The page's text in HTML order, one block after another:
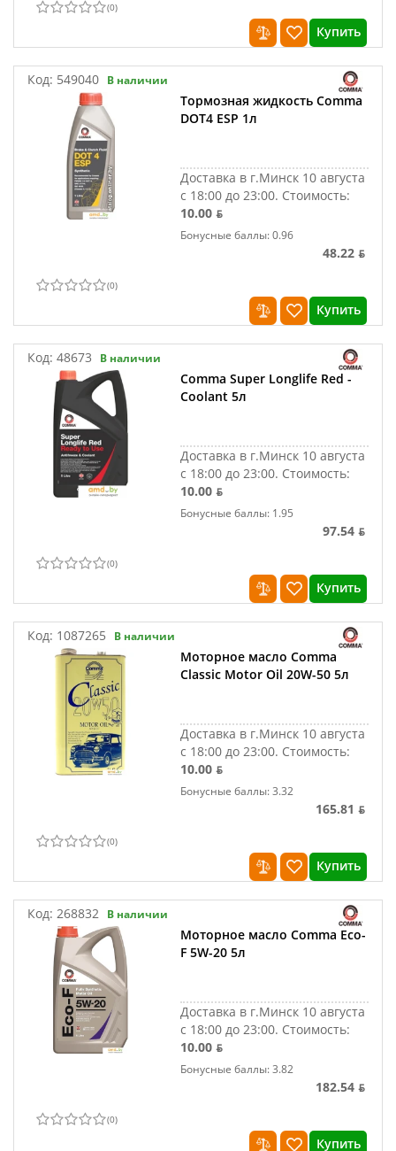
(0)
Купить
Код: 549040 В наличии
Тормозная жидкость Comma
DOT4 ESP 1л
Доставка в г.Минск 10 августа
с 18:00 до 23:00. Стоимость:
10.00 ƃ
Бонусные баллы: 0.96
48.22 ƃ
(0)
Купить
Код: 48673 В наличии
Comma Super Longlife Red -
Coolant 5л
Доставка в г.Минск 10 августа
с 18:00 до 23:00. Стоимость:
10.00 ƃ
Бонусные баллы: 1.95
97.54 ƃ
(0)
Купить
Код: 1087265 В наличии
Моторное масло Comma
Classic Motor Oil 20W-50 5л
Доставка в г.Минск 10 августа
с 18:00 до 23:00. Стоимость:
10.00 ƃ
Бонусные баллы: 3.32
165.81 ƃ
(0)
Купить
Код: 268832 В наличии
Моторное масло Comma Eco-
F 5W-20 5л
Доставка в г.Минск 10 августа
с 18:00 до 23:00. Стоимость:
10.00 ƃ
Бонусные баллы: 3.82
182.54 ƃ
(0)
Купить